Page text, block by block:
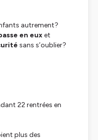
autrement?
en eux et
sans s’oublier?
22 rentrées en
plus des